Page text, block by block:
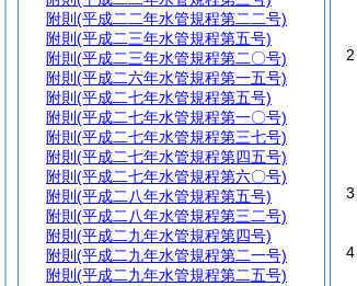
2
3
4
附則 (平成二二年水管規程第二二号)
附則 (平成二三年水管規程第五号)
附則 (平成二三年水管規程第二〇号)
附則 (平成二六年水管規程第一五号)
附則 (平成二七年水管規程第五号)
附則 (平成二七年水管規程第一〇号)
附則 (平成二七年水管規程第三七号)
附則 (平成二七年水管規程第四五号)
附則 (平成二七年水管規程第六〇号)
附則 (平成二八年水管規程第五号)
附則 (平成二八年水管規程第三二号)
附則 (平成二九年水管規程第四号)
附則 (平成二九年水管規程第二一号)
附則 (平成二九年水管規程第二五号)